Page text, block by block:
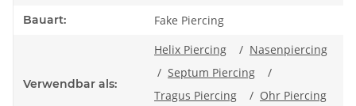
Bauart: Fake Piercing
Verwendbar als:
Helix Piercing / Nasenpiercing
/ Septum Piercing
/
Tragus Piercing
/ Ohr Piercing